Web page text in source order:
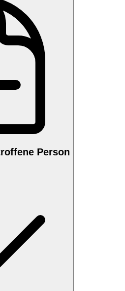
Person